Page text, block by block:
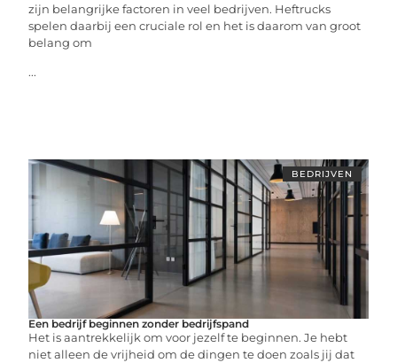
zijn belangrijke factoren in veel bedrijven. Heftrucks
spelen daarbij een cruciale rol en het is daarom van groot
belang om
...
BEDRIJVEN
Een bedrijf beginnen zonder bedrijfspand
Het is aantrekkelijk om voor jezelf te beginnen. Je hebt
niet alleen de vrijheid om de dingen te doen zoals jij dat